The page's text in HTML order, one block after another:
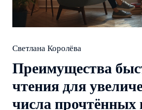
Светлана Королёва
Преимущества
чтения для
числа прочтённых